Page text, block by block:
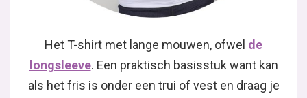
Het T-shirt met lange mouwen, ofwel de
longsleeve. Een praktisch basisstuk want kan
als het fris is onder een trui of vest en draag je